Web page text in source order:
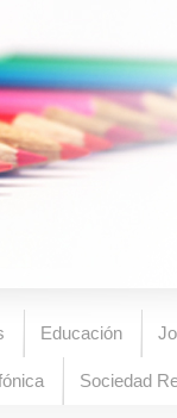
Educación
Sociedad